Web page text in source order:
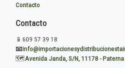
Contacto
Contacto
📱 609 57 39 18
📧i
🗺️Avenida Janda, S/N, 11178 -